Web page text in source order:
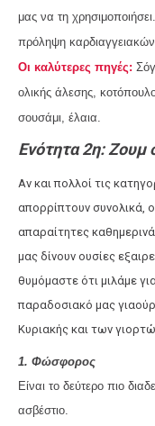
μας να τη
πρόληψη
Οι καλύτερες πηγές:
ολικής άλεσης,
σουσάμι, έλαια.
Ενότητα 2η:Ζουμ
Αν και πολλοί τις
απορρίπτουν συνολικά,
απαραίτητες
μας δίνουν ουσίες
θυμόμαστε ότι μιλάμε
παραδοσιακό μας
Κυριακής και των
1. Φώσφορος
Είναι το δεύτερο πιο
ασβέστιο.